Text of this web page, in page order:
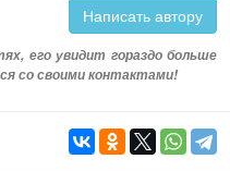
Написать автору
его увидит гораздо больше
со своими контактами!